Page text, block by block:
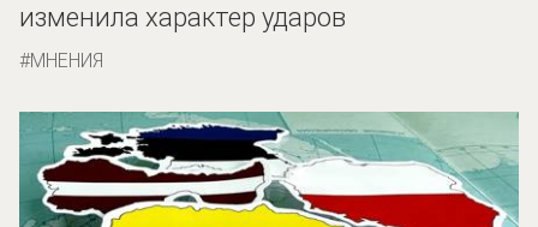
изменила характер ударов
МНЕНИЯ